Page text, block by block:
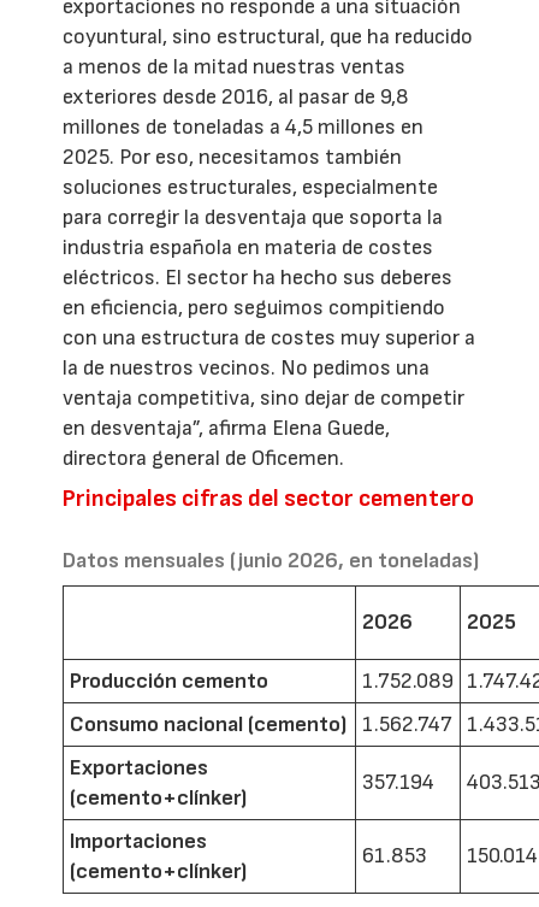
exportaciones no responde a una situación
coyuntural, sino estructural, que ha reducido
a menos de la mitad nuestras ventas
exteriores desde 2016, al pasar de 9,8
millones de toneladas a 4,5 millones en
2025. Por eso, necesitamos también
soluciones estructurales, especialmente
para corregir la desventaja que soporta la
industria española en materia de costes
eléctricos. El sector ha hecho sus deberes
en eficiencia, pero seguimos compitiendo
con una estructura de costes muy superior a
la de nuestros vecinos. No pedimos una
ventaja competitiva, sino dejar de competir
en desventaja”, afirma Elena Guede,
directora general de Oficemen.
Principales cifras del sector cementero
Datos mensuales (junio 2026, en toneladas)
2026 2025
Producción cemento 1.752.089
Consumo nacional (cemento)
1.562.747
Exportaciones
(cemento+clínker)
357.194
Importaciones
(cemento+clínker)
61.853 150.014